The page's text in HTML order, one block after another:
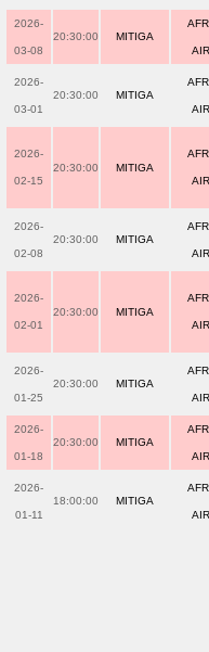
2026-
03-08
20:30:00 MITIGA
2026-
03-01
20:30:00 MITIGA
2026-
02-15
20:30:00 MITIGA
2026-
02-08
20:30:00 MITIGA
2026-
02-01
20:30:00 MITIGA
2026-
01-25
20:30:00 MITIGA
2026-
01-18
20:30:00 MITIGA
2026-
01-11
18:00:00 MITIGA